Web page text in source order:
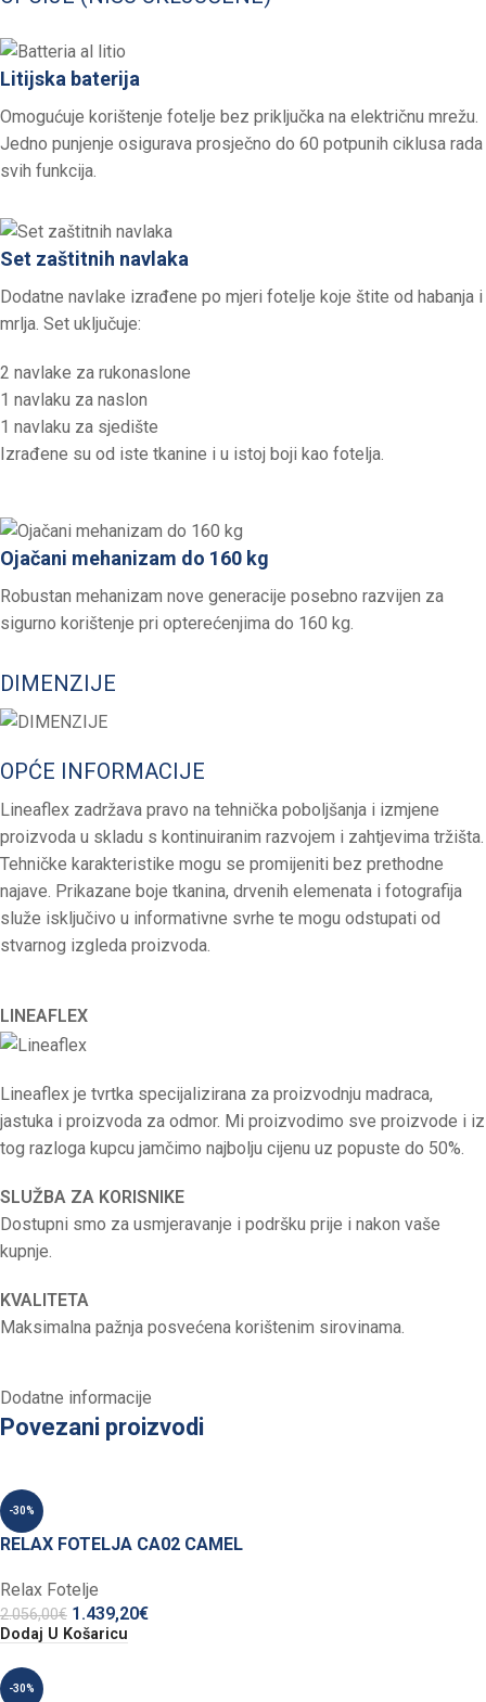
Litijska baterija
Omogućuje korištenje fotelje bez priključka na električnu mrežu.
Jedno punjenje osigurava prosječno do 60 potpunih ciklusa rada
svih funkcija.
Set zaštitnih navlaka
Dodatne navlake izrađene po mjeri fotelje koje štite od habanja i
mrlja. Set uključuje:
2 navlake za rukonaslone
1 navlaku za naslon
1 navlaku za sjedište
Izrađene su od iste tkanine i u istoj boji kao fotelja.
Ojačani mehanizam do 160 kg
Robustan mehanizam nove generacije posebno razvijen za
sigurno korištenje pri opterećenjima do 160 kg.
DIMENZIJE
OPĆE INFORMACIJE
Lineaflex zadržava pravo na tehnička poboljšanja i izmjene
proizvoda u skladu s kontinuiranim razvojem i zahtjevima tržišta.
Tehničke karakteristike mogu se promijeniti bez prethodne
najave. Prikazane boje tkanina, drvenih elemenata i fotografija
služe isključivo u informativne svrhe te mogu odstupati od
stvarnog izgleda proizvoda.
LINEAFLEX
Lineaflex je tvrtka specijalizirana za proizvodnju madraca,
jastuka i proizvoda za odmor. Mi proizvodimo sve proizvode i iz
tog razloga kupcu jamčimo najbolju cijenu uz popuste do 50%.
SLUŽBA ZA KORISNIKE
Dostupni smo za usmjeravanje i podršku prije i nakon vaše
kupnje.
KVALITETA
Maksimalna pažnja posvećena korištenim sirovinama.
Dodatne informacije
Povezani proizvodi
-30%
RELAX FOTELJA CA02 CAMEL
Relax Fotelje
2.056,00€ 1.439,20€
Dodaj U Košaricu
-30%